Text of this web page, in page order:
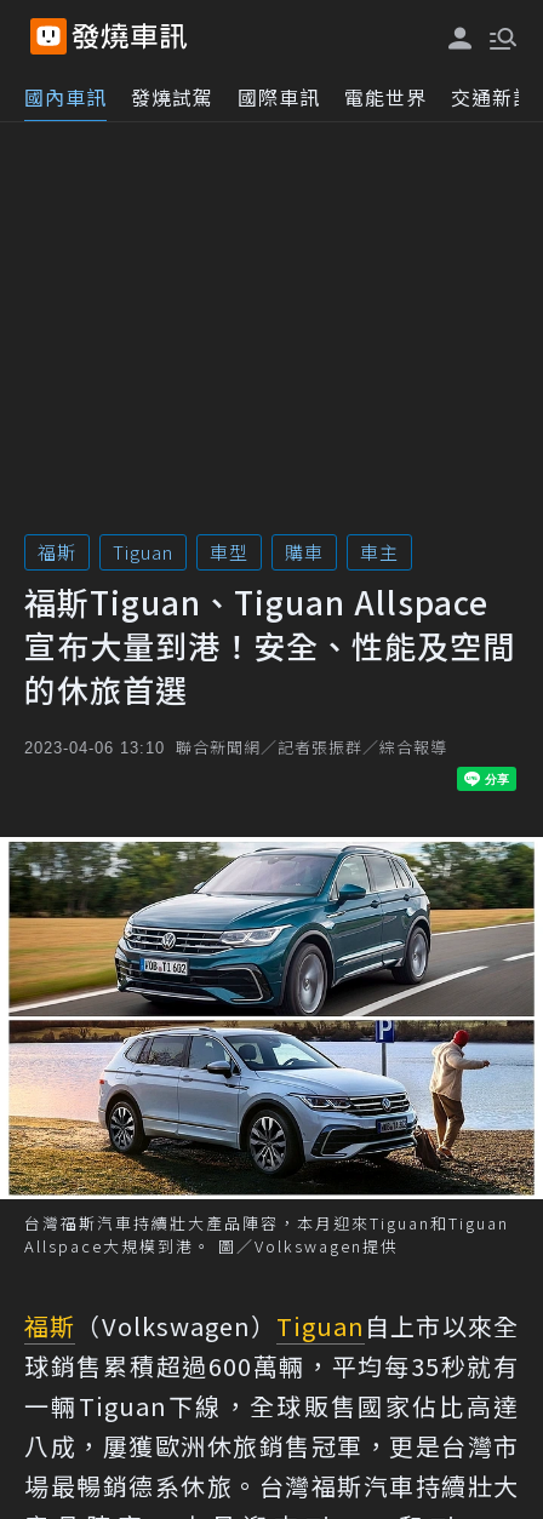
國內車訊 發燒試駕 國際車訊 電能世界 交通新訊
福斯 Tiguan 車型 購車 車主
福斯Tiguan、Tiguan Allspace
宣布大量到港！安全、性能及空間
的休旅首選
2023-04-06 13:10 聯合新聞網／記者張振群／綜合報導
台灣福斯汽車持續壯大產品陣容，本月迎來Tiguan和Tiguan
Allspace大規模到港。 圖／Volkswagen提供
福斯 （Volkswagen） Tiguan 自上市以來全
球銷售累積超過600萬輛，平均每35秒就有
一輛Tiguan下線，全球販售國家佔比高達
八成，屢獲歐洲休旅銷售冠軍，更是台灣市
場最暢銷德系休旅。台灣福斯汽車持續壯大